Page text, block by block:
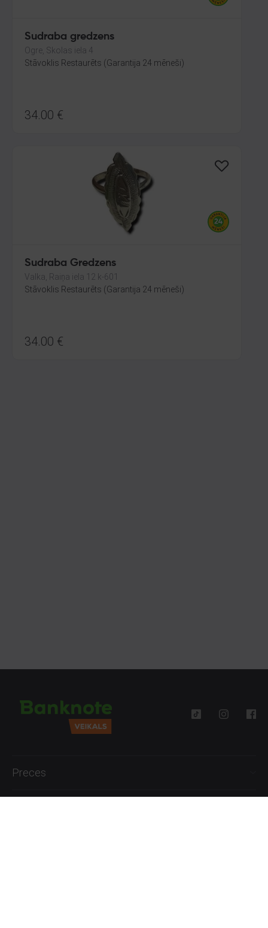
Sudraba gredzens
Ogre, Skolas iela 4
Stāvoklis Restaurēts (Garantija 24 mēneši)
34.00 €
Sudraba Gredzens
Valka, Raiņa iela 12 k-601
Stāvoklis Restaurēts (Garantija 24 mēneši)
34.00 €
Preces